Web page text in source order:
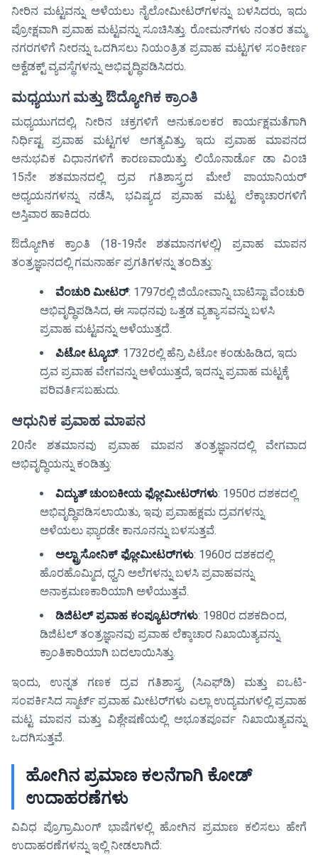
ನೀರಿನ ಮಟ್ಟವನ್ನು ಅಳೆಯಲು ನೈಲೋಮೀಟರ್‌ಗಳನ್ನು ಬಳಸಿದರು, ಇದು
ಪ್ರೋಕ್ಷವಾಗಿ ಪ್ರವಾಹ ಮಟ್ಟವನ್ನು ಸೂಚಿಸಿತ್ತು. ರೋಮನ್‌ಗಳು ನಂತರ ತಮ್ಮ
ನಗರಗಳಿಗೆ ನೀರನ್ನು ಒದಗಿಸಲು ನಿಯಂತ್ರಿತ ಪ್ರವಾಹ ಮಟ್ಟಗಳ ಸಂಕೀರ್ಣ
ಅಕ್ವೆಡಕ್ಟ್ ವ್ಯವಸ್ಥೆಗಳನ್ನು ಅಭಿವೃದ್ಧಿಪಡಿಸಿದರು.
ಮಧ್ಯಯುಗ ಮತ್ತು ಔದ್ಯೋಗಿಕ ಕ್ರಾಂತಿ
ಮಧ್ಯಯುಗದಲ್ಲಿ, ನೀರಿನ ಚಕ್ರಗಳಿಗೆ ಅನುಕೂಲಕರ ಕಾರ್ಯಕ್ಷಮತೆಗಾಗಿ
ನಿರ್ಧಿಷ್ಟ ಪ್ರವಾಹ ಮಟ್ಟಗಳ ಅಗತ್ಯವಿತ್ತು, ಇದು ಪ್ರವಾಹ ಮಾಪನದ
ಅನುಭವಿಕ ವಿಧಾನಗಳಿಗೆ ಕಾರಣವಾಯಿತ್ತು. ಲಿಯೊನಾರ್ಡೊ ಡಾ ವಿಂಚಿ
15ನೇ ಶತಮಾನದಲ್ಲಿ ದ್ರವ ಗತಿಶಾಸ್ತ್ರದ ಮೇಲೆ ಪಾಯಾನಿಯರ್
ಅಧ್ಯಯನಗಳನ್ನು ನಡೆಸಿ, ಭವಿಷ್ಯದ ಪ್ರವಾಹ ಮಟ್ಟ ಲೆಕ್ಕಾಚಾರಗಳಿಗೆ
ಅಸ್ತಿವಾರ ಹಾಕಿದರು.
ಔದ್ಯೋಗಿಕ ಕ್ರಾಂತಿ (18-19ನೇ ಶತಮಾನಗಳಲ್ಲಿ) ಪ್ರವಾಹ ಮಾಪನ
ತಂತ್ರಜ್ಞಾನದಲ್ಲಿ ಗಮನಾರ್ಹ ಪ್ರಗತಿಗಳನ್ನು ತಂದಿತ್ತು:
ವೆಂಚುರಿ ಮೀಟರ್: 1797ರಲ್ಲಿ ಜಿಯೋವಾನ್ನಿ ಬಾಟಿಸ್ಟಾ ವೆಂಚುರಿ
ಅಭಿವೃದ್ಧಿಪಡಿಸಿದ, ಈ ಸಾಧನವು ಒತ್ತಡ ವ್ಯತ್ಯಾಸವನ್ನು ಬಳಸಿ
ಪ್ರವಾಹ ಮಟ್ಟವನ್ನು ಅಳೆಯುತ್ತದೆ.
ಪಿಟೋ ಟ್ಯೂಬ್: 1732ರಲ್ಲಿ ಹೆನ್ರಿ ಪಿಟೋ ಕಂಡುಹಿಡಿದ, ಇದು
ದ್ರವ ಪ್ರವಾಹ ವೇಗವನ್ನು ಅಳೆಯುತ್ತದೆ, ಇದನ್ನು ಪ್ರವಾಹ ಮಟ್ಟಕ್ಕೆ
ಪರಿವರ್ತಿಸಬಹುದು.
ಆಧುನಿಕ ಪ್ರವಾಹ ಮಾಪನ
20ನೇ ಶತಮಾನವು ಪ್ರವಾಹ ಮಾಪನ ತಂತ್ರಜ್ಞಾನದಲ್ಲಿ ವೇಗವಾದ
ಅಭಿವೃದ್ಧಿಯನ್ನು ಕಂಡಿತ್ತು:
ವಿದ್ಯುತ್ ಚುಂಬಕೀಯ ಫ್ಲೋಮೀಟರ್‌ಗಳು: 1950ರ ದಶಕದಲ್ಲಿ
ಅಭಿವೃದ್ಧಿಪಡಿಸಲಾಯಿತು, ಇವು ಪ್ರವಾಹಕ್ಷಮ ದ್ರವಗಳನ್ನು
ಅಳೆಯಲು ಫ್ಯಾರಡೇ ಕಾನೂನನ್ನು ಬಳಸುತ್ತವೆ.
ಅಲ್ಟ್ರಾಸೋನಿಕ್ ಫ್ಲೋಮೀಟರ್‌ಗಳು: 1960ರ ದಶಕದಲ್ಲಿ
ಹೊರಹೊಮ್ಮಿದ, ಧ್ವನಿ ಅಲೆಗಳನ್ನು ಬಳಸಿ ಪ್ರವಾಹವನ್ನು
ಅನಾಕ್ರಮಣಕಾರಿಯಾಗಿ ಅಳೆಯುತ್ತವೆ.
ಡಿಜಿಟಲ್ ಪ್ರವಾಹ ಕಂಪ್ಯೂಟರ್‌ಗಳು: 1980ರ ದಶಕದಿಂದ,
ಡಿಜಿಟಲ್ ತಂತ್ರಜ್ಞಾನವು ಪ್ರವಾಹ ಲೆಕ್ಕಾಚಾರ ನಿಖಾಯಿತ್ಯವನ್ನು
ಕ್ರಾಂತಿಕಾರಿಯಾಗಿ ಬದಲಾಯಿಸಿತ್ತು.
ಇಂದು, ಉನ್ನತ ಗಣಕ ದ್ರವ ಗತಿಶಾಸ್ತ್ರ (ಸಿಎಫ್‌ಡಿ) ಮತ್ತು ಐಒಟಿ-
ಸಂಪರ್ಕಿಸಿದ ಸ್ಮಾರ್ಟ್ ಪ್ರವಾಹ ಮೀಟರ್‌ಗಳು ಎಲ್ಲಾ ಉದ್ಯಮಗಳಲ್ಲಿ ಪ್ರವಾಹ
ಮಟ್ಟ ಮಾಪನ ಮತ್ತು ವಿಶ್ಲೇಷಣೆಯಲ್ಲಿ ಅಭೂತಪೂರ್ವ ನಿಖಾಯಿತ್ಯವನ್ನು
ಒದಗಿಸುತ್ತವೆ.
ಹೋಗಿನ ಪ್ರಮಾಣ ಕಲನೆಗಾಗಿ ಕೋಡ್
ಉದಾಹರಣೆಗಳು
ವಿವಿಧ ಪ್ರೊಗ್ರಾಮಿಂಗ್ ಭಾಷೆಗಳಲ್ಲಿ ಹೋಗಿನ ಪ್ರಮಾಣ ಕಲಿಸಲು ಹೇಗೆ
ಉದಾಹರಣೆಗಳನ್ನು ಇಲ್ಲಿ ನೀಡಲಾಗಿದೆ: